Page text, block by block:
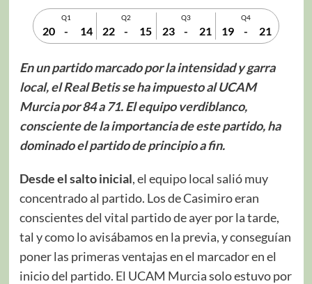
Q1
20 - 14
Q2
22 - 15
Q3
23 - 21
Q4
19 - 21
En un partido marcado por la intensidad y garra
local, el Real Betis se ha impuesto al UCAM
Murcia por 84 a 71. El equipo verdiblanco,
consciente de la importancia de este partido, ha
dominado el partido de principio a fin.
Desde el salto inicial, el equipo local salió muy
concentrado al partido. Los de Casimiro eran
conscientes del vital partido de ayer por la tarde,
tal y como lo avisábamos en la previa, y conseguían
poner las primeras ventajas en el marcador en el
inicio del partido. El UCAM Murcia solo estuvo por